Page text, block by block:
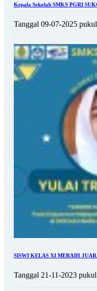
Kepala Sekolah SMKS PGRI
Tanggal 09-07-2025
SISWI KELAS XI MERAIH
Tanggal 21-11-2023 pukul